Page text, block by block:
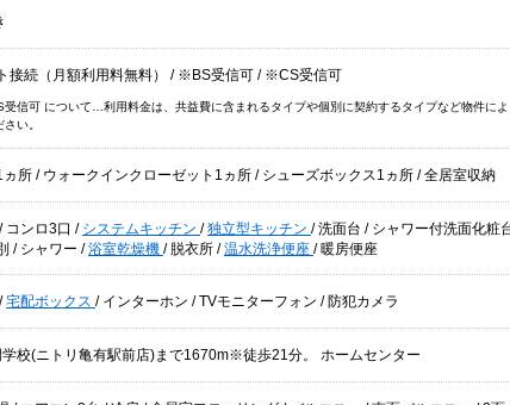
接続（月額利用料無料） / ※BS受信可 / ※CS受信可
信可 について…利用料金は、共益費に含まれるタイプや個別に契約するタイプなど物件に
い。
ヵ所 / ウォークインクローゼット1ヵ所 / シューズボックス1ヵ所 /全居室収納
/ コンロ3口 / システムキッチン /独立型キッチン /洗面台 / シャワー付洗面化粧
/ シャワー /浴室乾燥機 / 脱衣所 /温水洗浄便座 / 暖房便座
/宅配ボックス / インターホン /TVモニターフォン / 防犯カメラ
学校(ニトリ亀有駅前店)まで1670m※徒歩21分。 ホームセンター